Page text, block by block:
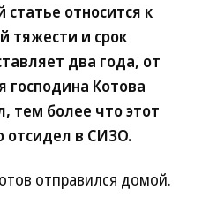
статье относится к
тяжести и срок
два года, от
господина Котова
тем более что этот
отсидел в СИЗО.
отправился домой.